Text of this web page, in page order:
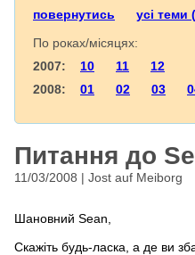
повернутись
усі теми
По роках/місяцях:
2007: 10 11
12
2008: 01 02 03
Питання до
11/03/2008 | Jost auf Meiborg
Шановний Sean,
Скажіть будь-ласка, а де ви